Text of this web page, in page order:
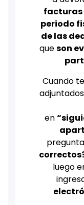
facturas
periodo
de las
queson
Cuando
en
pregunta
luego